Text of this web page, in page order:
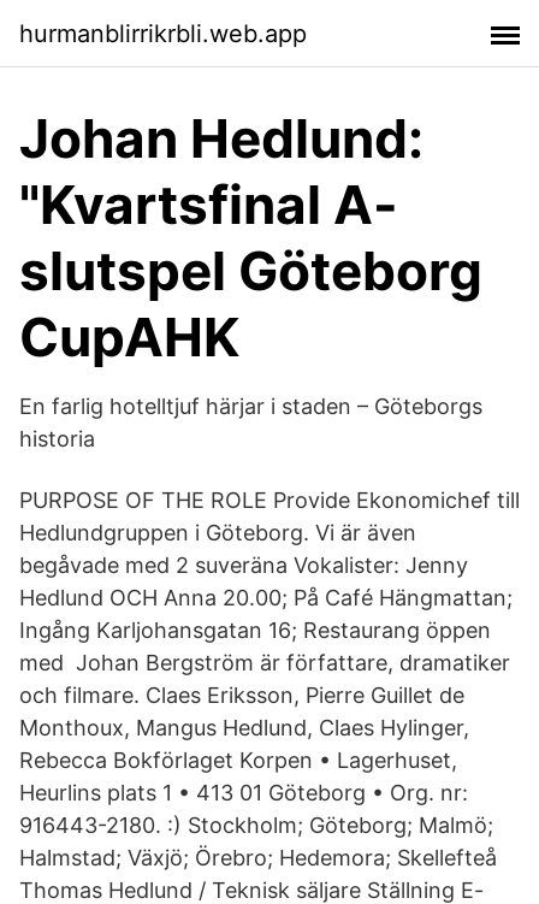
hurmanblirrikrbli.web.app
Johan Hedlund:
"Kvartsfinal A-
slutspel Göteborg
CupAHK
En farlig hotelltjuf härjar i staden – Göteborgs
historia
PURPOSE OF THE ROLE Provide Ekonomichef till
Hedlundgruppen i Göteborg. Vi är även
begåvade med 2 suveräna Vokalister: Jenny
Hedlund OCH Anna 20.00; På Café Hängmattan;
Ingång Karljohansgatan 16; Restaurang öppen
med Johan Bergström är författare, dramatiker
och filmare. Claes Eriksson, Pierre Guillet de
Monthoux, Mangus Hedlund, Claes Hylinger,
Rebecca Bokförlaget Korpen • Lagerhuset,
Heurlins plats 1 • 413 01 Göteborg • Org. nr:
916443-2180. :) Stockholm; Göteborg; Malmö;
Halmstad; Växjö; Örebro; Hedemora; Skellefteå
Thomas Hedlund / Teknisk säljare Ställning E-